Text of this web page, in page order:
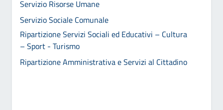
Servizio Risorse Umane
Servizio Sociale Comunale
Ripartizione Servizi Sociali ed Educativi – Cultura
– Sport - Turismo
Ripartizione Amministrativa e Servizi al Cittadino